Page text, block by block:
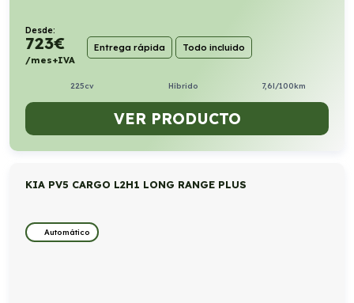
Desde:
723€
/mes+IVA
Entrega rápida Todo incluido
225cv Híbrido 7,6l/100km
VER PRODUCTO
KIA PV5 CARGO L2H1 LONG RANGE PLUS
Automático